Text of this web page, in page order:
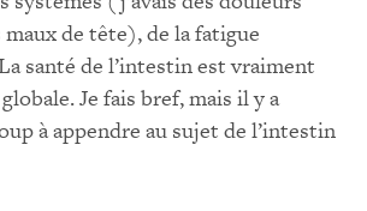
de tête), de la fatigue
santé de l’intestin est vraiment
Je fais bref, mais il y a
à appendre au sujet de l’intestin